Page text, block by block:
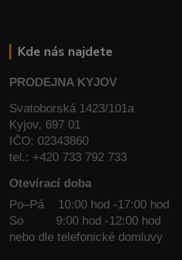
Kde nás najdete
PRODEJNA KYJOV
Svatoborská 1423/101a
Kyjov, 697 01
IČO: 02343860
tel.: +420 733 792 733
Otevírací doba
Po–Pá 10:00 hod -17:00 hod
So
9:00 hod -12:00 hod
nebo dle telefonické domluvy